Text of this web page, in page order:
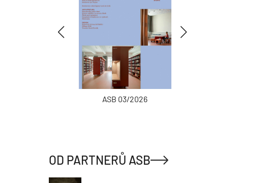
ASB 03/2026
OD PARTNERŮ ASB